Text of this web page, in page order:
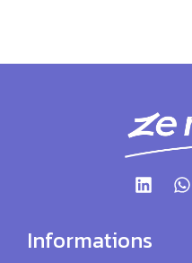
Informations